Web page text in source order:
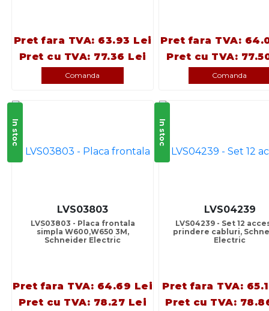
Pret fara TVA: 63.93 Lei
Pret cu TVA: 77.36 Lei
Comanda
Pret fara TVA:
Pret cu TVA:
Comanda
In stoc
LVS03803
LVS03803 - Placa frontala
simpla W600,W650 3M,
Schneider Electric
Pret fara TVA: 64.69 Lei
Pret cu TVA: 78.27 Lei
In stoc
LVS04239
LVS04239 - Set 12
prindere cabluri,
Electric
Pret fara TVA:
Pret cu TVA: